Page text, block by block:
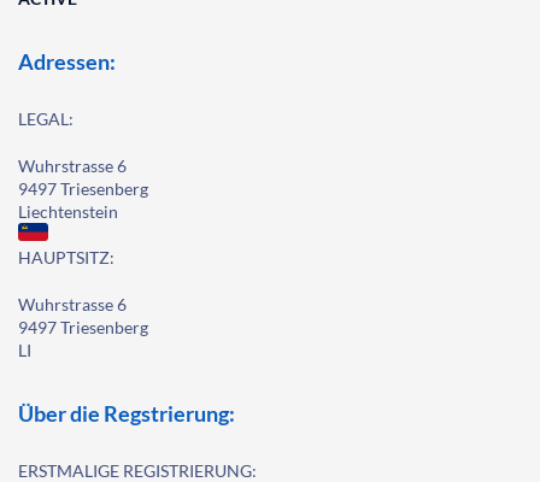
Adressen:
LEGAL:
Wuhrstrasse 6
9497 Triesenberg
Liechtenstein
HAUPTSITZ:
Wuhrstrasse 6
9497 Triesenberg
LI
Über die Regstrierung:
ERSTMALIGE REGISTRIERUNG: